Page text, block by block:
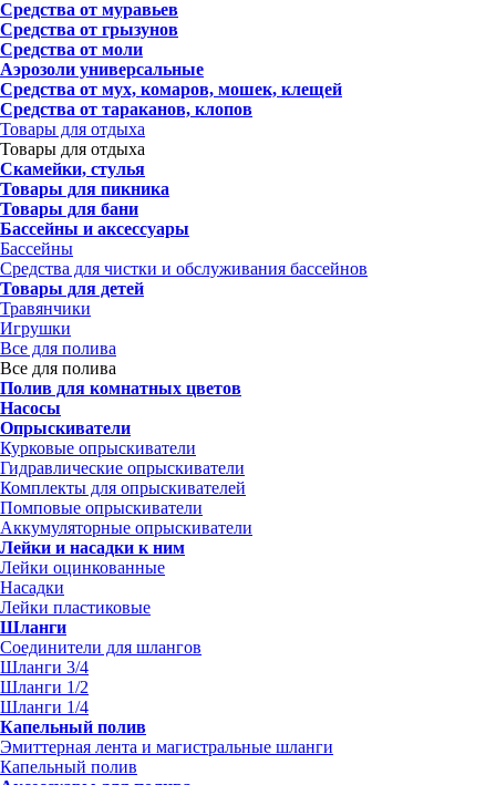
Средства от муравьев
Средства от грызунов
Средства от моли
Аэрозоли универсальные
Средства от мух, комаров, мошек, клещей
Средства от тараканов, клопов
Товары для отдыха
Товары для отдыха
Скамейки, стулья
Товары для пикника
Товары для бани
Бассейны и аксессуары
Бассейны
Средства для чистки и обслуживания бассейнов
Товары для детей
Травянчики
Игрушки
Все для полива
Все для полива
Полив для комнатных цветов
Насосы
Опрыскиватели
Курковые опрыскиватели
Гидравлические опрыскиватели
Комплекты для опрыскивателей
Помповые опрыскиватели
Аккумуляторные опрыскиватели
Лейки и насадки к ним
Лейки оцинкованные
Насадки
Лейки пластиковые
Шланги
Соединители для шлангов
Шланги 3/4
Шланги 1/2
Шланги 1/4
Капельный полив
Эмиттерная лента и магистральные шланги
Капельный полив